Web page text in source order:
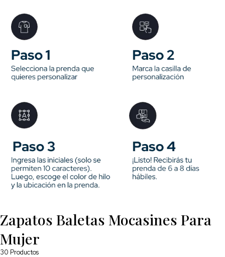
Zapatos Baletas Mocasines Para
Mujer
30 Productos